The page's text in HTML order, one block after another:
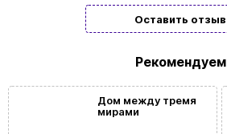
Оставить отзыв
Рекомендуем
Дом между тремя
мирами